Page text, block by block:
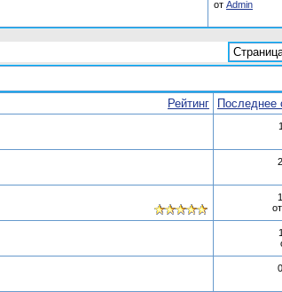
от Admin
Рейтинг
Последнее
от